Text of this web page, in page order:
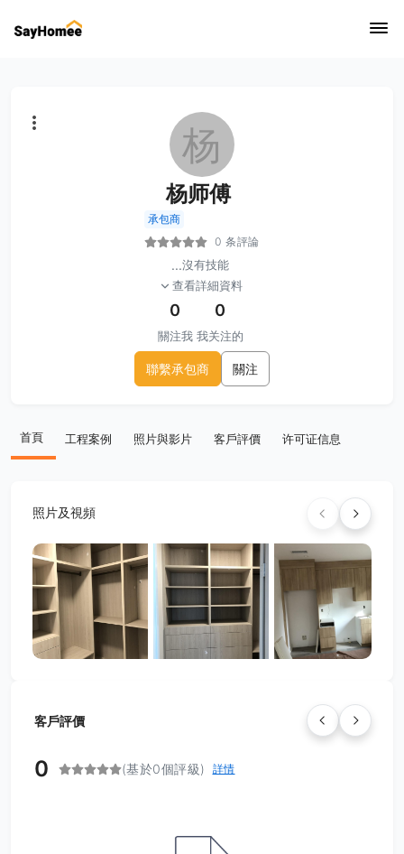
杨
杨师傅
承包商
0 条評論
...沒有技能
查看詳細資料
0
關注我
0
我关注的
聯繫承包商 關注
首頁 工程案例 照片與影片 客戶評價 许可证信息
照片及視頻
客戶評價
0 (基於0個評級) 詳情